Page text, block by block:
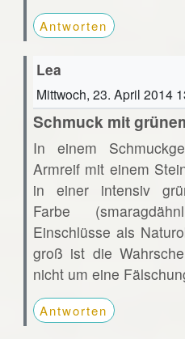
Antworten
Lea
Mittwoch, 23. April 2014
Schmuck mit
In einem
Armreif mit einem
in einer intensiv
Farbe
Einschlüsse als
groß ist die
nicht um eine
Antworten